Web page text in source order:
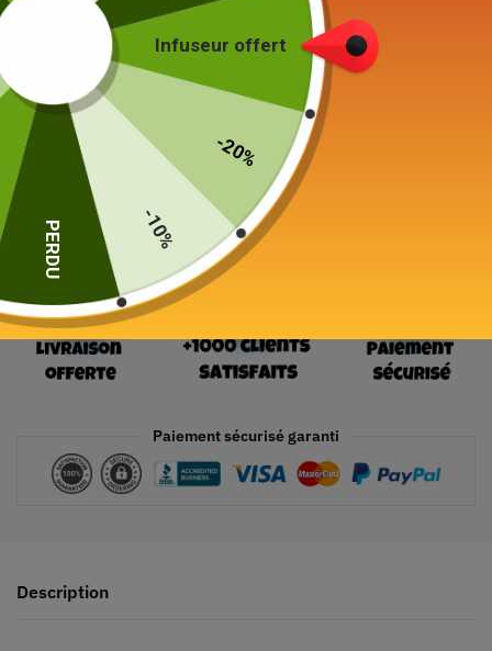
19 en stock
Ajouter au panier
Paiement sécurisé garanti
Description
Infuseur offert
-20%
-10%
PERDU